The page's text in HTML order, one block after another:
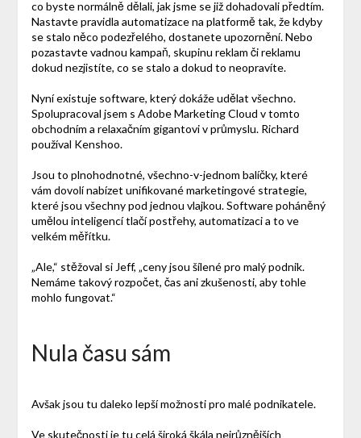
co byste normálně dělali, jak jsme se již dohadovali předtím.
Nastavte pravidla automatizace na platformě tak, že kdyby
se stalo něco podezřelého, dostanete upozornění. Nebo
pozastavte vadnou kampaň, skupinu reklam či reklamu
dokud nezjistíte, co se stalo a dokud to neopravíte.
Nyní existuje software, který dokáže udělat všechno.
Spolupracoval jsem s Adobe Marketing Cloud v tomto
obchodním a relaxačním gigantovi v průmyslu. Richard
používal Kenshoo.
Jsou to plnohodnotné, všechno-v-jednom balíčky, které
vám dovolí nabízet unifikované marketingové strategie,
které jsou všechny pod jednou vlajkou. Software poháněný
umělou inteligencí tlačí postřehy, automatizaci a to ve
velkém měřítku.
„Ale,“ stěžoval si Jeff, „ceny jsou šílené pro malý podnik.
Nemáme takový rozpočet, čas ani zkušenosti, aby tohle
mohlo fungovat.“
Nula času sám
Avšak jsou tu daleko lepší možnosti pro malé podnikatele.
Ve skutečnosti je tu celá široká škála nejrůznějších